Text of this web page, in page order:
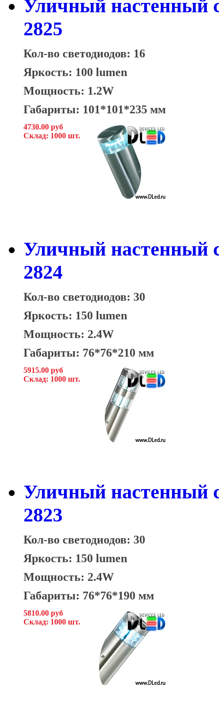
Уличный настенный
2825
Кол-во светодиодов: 16
Яркость: 100 lumen
Мощность: 1.2W
Габариты: 101*101*235 мм
4730.00 руб
Склад: 1000 шт.
Уличный настенный
2824
Кол-во светодиодов: 30
Яркость: 150 lumen
Мощность: 2.4W
Габариты: 76*76*210 мм
5915.00 руб
Склад: 1000 шт.
Уличный настенный
2823
Кол-во светодиодов: 30
Яркость: 150 lumen
Мощность: 2.4W
Габариты: 76*76*190 мм
5810.00 руб
Склад: 1000 шт.